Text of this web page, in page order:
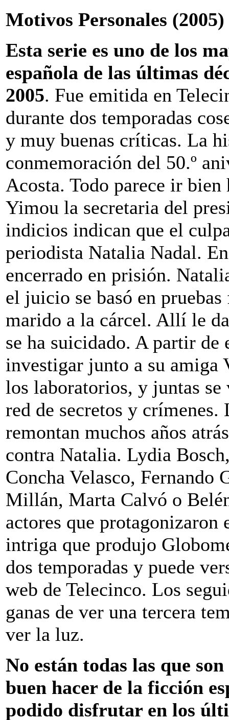
Motivos Personales (2005)
Esta serie es uno de los
española de las últimas
2005. Fue emitida en
durante dos temporadas
y muy buenas críticas. La
conmemoración del 50.º
Acosta. Todo parece ir bien
Yimou la secretaria del
indicios indican que el
periodista Natalia Nadal.
encerrado en prisión.
el juicio se basó en
marido a la cárcel. Allí le
se ha suicidado. A partir de
investigar junto a su amiga
los laboratorios, y juntas se
red de secretos y crímenes.
remontan muchos años
contra Natalia. Lydia
Concha Velasco, Fernando
Millán, Marta Calvó o
actores que protagonizaron
intriga que produjo
dos temporadas y puede
web de Telecinco. Los
ganas de ver una tercera
ver la luz.
No están todas las que
buen hacer de la ficción
podido disfrutar en los